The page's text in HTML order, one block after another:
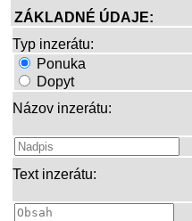
ZÁKLADNÉ ÚDAJE:
Typ inzerátu:
Ponuka
Dopyt
Názov inzerátu:
Text inzerátu: